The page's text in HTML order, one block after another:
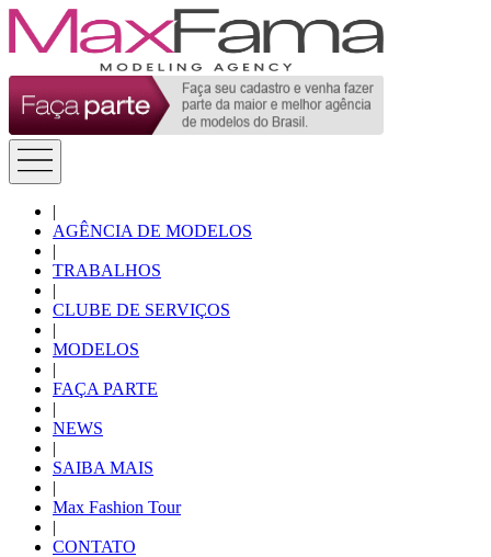
|
AGÊNCIA DE MODELOS
|
TRABALHOS
|
CLUBE DE SERVIÇOS
|
MODELOS
|
FAÇA PARTE
|
NEWS
|
SAIBA MAIS
|
Max Fashion Tour
|
CONTATO